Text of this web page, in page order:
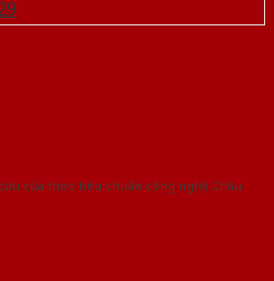
cửa theo tiêu chuẩn công nghệ Châu